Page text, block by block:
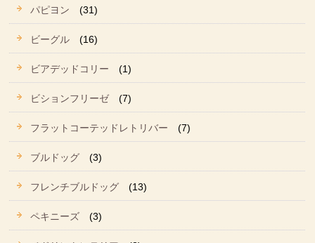
パピヨン (31)
ビーグル (16)
ビアデッドコリー (1)
ビションフリーゼ (7)
フラットコーテッドレトリバー (7)
ブルドッグ (3)
フレンチブルドッグ (13)
ペキニーズ (3)